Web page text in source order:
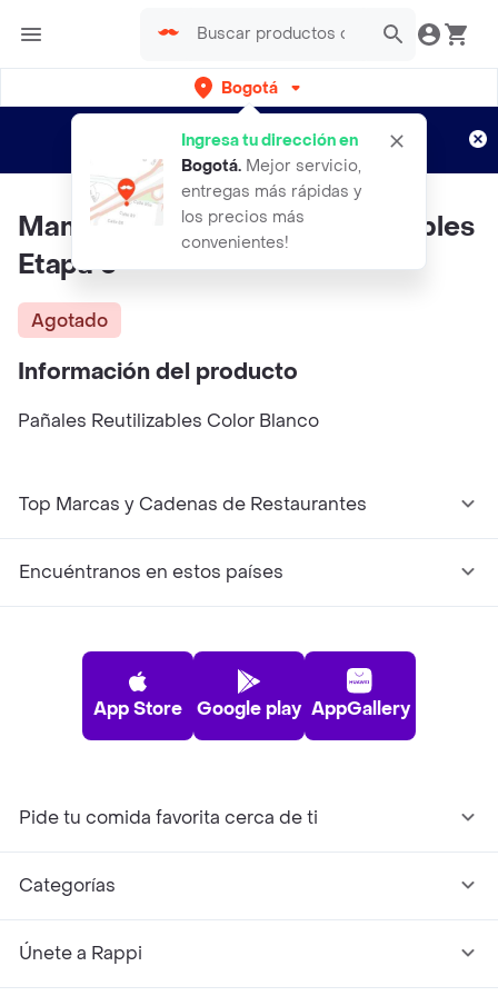
Bogotá
Ingresa tu dirección en
Bogotá. Mejor servicio,
entregas más rápidas y
los precios más
convenientes!
envíos gratis por semanas
Aplican TyC
Mamá Ganso Panales Reutilizables
Etapa 3
Agotado
Información del producto
Pañales Reutilizables Color Blanco
Top Marcas y Cadenas de Restaurantes
Encuéntranos en estos países
App Store Google play AppGallery
Pide tu comida favorita cerca de ti
Categorías
Únete a Rappi